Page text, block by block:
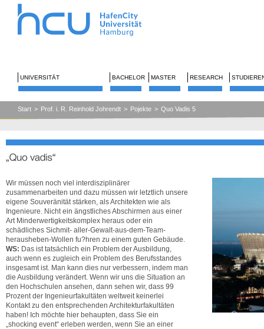
UNIVERSITÄT BACHELOR MASTER RESEARCH
Start > Prof. i. R. Reinhold Johrendt > Pojekte > Quo Vadis 5
Wir müssen noch viel interdisziplinärer
zusammenarbeiten und dazu müssen wir letztlich unsere
eigene Souveränität stärken, als Architekten wie als
Ingenieure. Nicht ein ängstliches Abschirmen aus einer
Art Minderwertigkeitskomplex heraus oder ein
schädliches Sichmit- aller-Gewalt-aus-dem-Team-
herausheben-Wollen fu?hren zu einem guten Gebäude.
WS: Das ist tatsächlich ein Problem der Ausbildung,
auch wenn es zugleich ein Problem des Berufsstandes
insgesamt ist. Man kann dies nur verbessern, indem man
die Ausbildung verändert. Wenn wir uns die Situation an
den Hochschulen ansehen, dann sehen wir, dass 99
Prozent der Ingenieurfakultäten weltweit keinerlei
Kontakt zu den entsprechenden Architekturfakultäten
haben! Ich möchte hier behaupten, dass Sie ein
„shocking event“ erleben werden, wenn Sie an einer